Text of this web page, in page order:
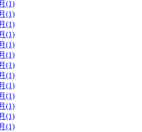
(1)
(1)
(1)
(1)
(1)
(1)
(1)
(1)
(1)
(1)
(1)
(1)
(1)